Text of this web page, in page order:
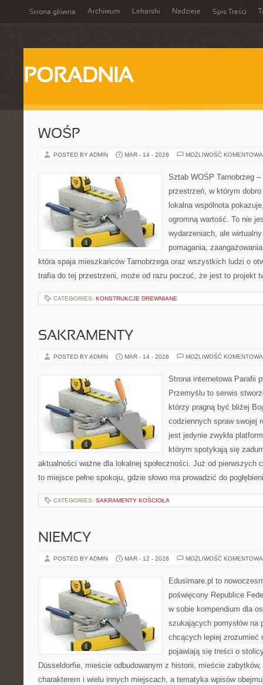
Strona główna Archiwum Lekarski Nadzieje Spis Treści
PORADNIA
WOŚP
POSTED BY ADMIN MAR - 14 - 2026 MOŻLIWOŚĆ
Sztab WOŚP Tarnobrzeg
przestrzeń, w którym
lokalna wspólnota
ogromną wartość. To nie
wydarzeniach, ale
pomagania,
która spaja mieszkańców Tarnobrzega oraz wszystkich ludzi o
trafia do tej przestrzeni, może od razu poczuć, że jest to projekt
CATEGORIES: KONSTRUKCJE DREWNIANE
SAKRAMENTY
POSTED BY ADMIN MAR - 14 - 2026 MOŻLIWOŚĆ
Strona internetowa Parafii
Przemyślu to serwis
którzy pragną być bliżej
codziennych spraw swojej
jest jedynie zwykła
którym spotykają się
aktualności ważne dla lokalnej społeczności. Już od pierwszych
to miejsce pełne spokoju, gdzie słowo ma prowadzić do
CATEGORIES: SAKRAMENTY KOŚCIOŁA
NIEMCY
POSTED BY ADMIN MAR - 12 - 2026 MOŻLIWOŚĆ
Edusimare.pl to
poświęcony Republice
w sobie kompendium dla
szukających pomysłów na
chcących lepiej zrozumieć
pojawiają się treści o
Düsseldorfie, mieście odbudowanym z historii, mieście
charakterem i wielu innych miejscach, a tematyka wpisów